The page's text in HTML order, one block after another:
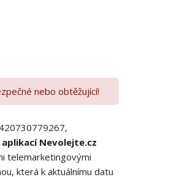
nebo obtěžující!
Nevolejte.cz
telemarketingovými
která k aktuálnímu datu